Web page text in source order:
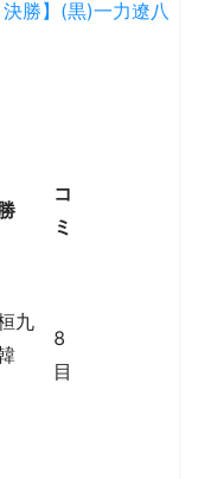
決勝】(黒)一力遼八
コ
ミ
九
8
目